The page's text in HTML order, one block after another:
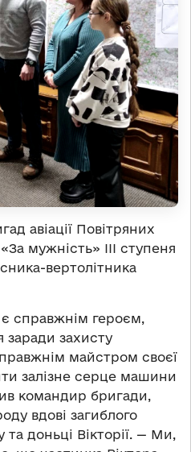
авіації Повітряних
мужність» ІІІ ступеня
вертолітника
є справжнім героєм,
заради захисту
майстром своєї
залізне серце машини
командир бригади,
вдові загиблого
та доньці Вікторії. — Ми,